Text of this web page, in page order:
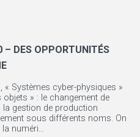
– DES OPPORTUNITÉS
« Systèmes cyber-physiques »
objets » : le changement de
la gestion de production
sous différents noms. On
numéri...